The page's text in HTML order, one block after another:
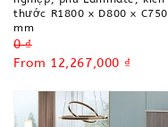
thước R1800 x D800 x C750
mm
Regular
price
0 ₫
Sale
From 12,267,000 ₫